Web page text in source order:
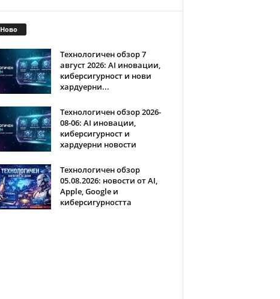
Ново
Технологичен обзор 7
август 2026: AI иновации,
киберсигурност и нови
хардуерни...
Технологичен обзор 2026-
08-06: AI иновации,
киберсигурност и
хардуерни новости
Технологичен обзор
05.08.2026: новости от AI,
Apple, Google и
киберсигурността